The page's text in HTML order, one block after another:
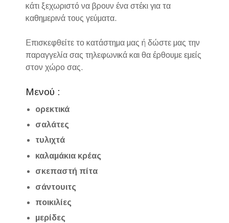
κάτι ξεχωριστό να βρουν ένα στέκι για τα
καθημερινά τους γεύματα.
Επισκεφθείτε το κατάστημα μας ή δώστε μας την
παραγγελία σας τηλεφωνικά και θα έρθουμε εμείς
στον χώρο σας.
Μενού :
ορεκτικά
σαλάτες
τυλιχτά
καλαμάκια κρέας
σκεπαστή πίτα
σάντουιτς
ποικιλίες
μερίδες